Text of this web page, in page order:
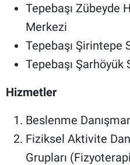
Tepebaşı Zübeyde
Merkezi
Tepebaşı Şirintepe
Tepebaşı Şarhöyük
Hizmetler
Beslenme
Fiziksel Aktivite
Grupları